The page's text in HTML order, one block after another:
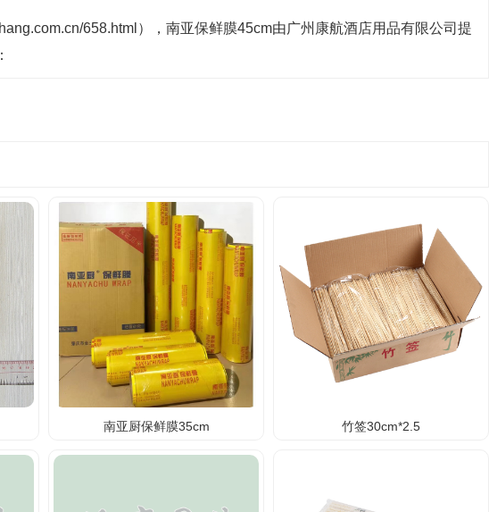
658.html），南亚保鲜膜45cm由广州康航酒店用品有限公司提
南亚厨保鲜膜35cm 竹签30cm*2.5